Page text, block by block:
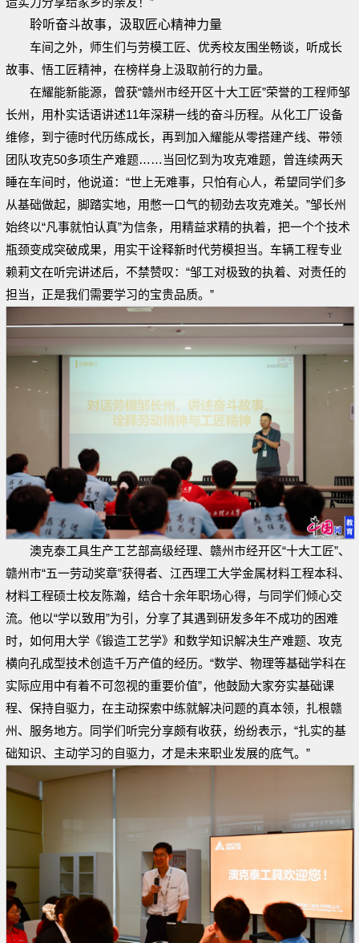
聆听奋斗故事，汲取匠心精神力量
车间之外，师生们与劳模工匠、优秀校友围坐畅谈，听成长
故事、悟工匠精神，在榜样身上汲取前行的力量。
在耀能新能源，曾获“赣州市经开区十大工匠”荣誉的工程师邹
长州，用朴实话语讲述11年深耕一线的奋斗历程。从化工厂设备
维修，到宁德时代历练成长，再到加入耀能从零搭建产线、带领
团队攻克50多项生产难题……当回忆到为攻克难题，曾连续两天
睡在车间时，他说道：“世上无难事，只怕有心人，希望同学们多
从基础做起，脚踏实地，用憋一口气的韧劲去攻克难关。”邹长州
始终以“凡事就怕认真”为信条，用精益求精的执着，把一个个技术
瓶颈变成突破成果，用实干诠释新时代劳模担当。车辆工程专业
赖莉文在听完讲述后，不禁赞叹：“邹工对极致的执着、对责任的
担当，正是我们需要学习的宝贵品质。”
澳克泰工具生产工艺部高级经理、赣州市经开区“十大工匠”、
赣州市“五一劳动奖章”获得者、江西理工大学金属材料工程本科、
材料工程硕士校友陈瀚，结合十余年职场心得，与同学们倾心交
流。他以“学以致用”为引，分享了其遇到研发多年不成功的困难
时，如何用大学《锻造工艺学》和数学知识解决生产难题、攻克
横向孔成型技术创造千万产值的经历。“数学、物理等基础学科在
实际应用中有着不可忽视的重要价值”，他鼓励大家夯实基础课
程、保持自驱力，在主动探索中练就解决问题的真本领，扎根赣
州、服务地方。同学们听完分享颇有收获，纷纷表示，“扎实的基
础知识、主动学习的自驱力，才是未来职业发展的底气。”